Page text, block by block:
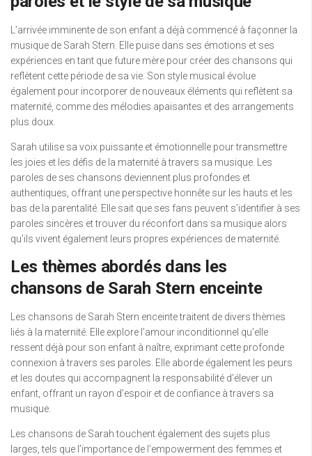
L’arrivée imminente de son enfant a déjà commencé à façonner la
musique de Sarah Stern. Elle puise dans ses émotions et ses
expériences en tant que future mère pour créer des chansons qui
reflètent cette période de sa vie. Son style musical évolue
également pour incorporer de nouveaux éléments qui reflètent sa
maternité, comme des mélodies apaisantes et des arrangements
plus doux.
Sarah utilise sa voix puissante et émotionnelle pour transmettre
les joies et les défis de la maternité à travers sa musique. Les
paroles de ses chansons deviennent plus profondes et
authentiques, offrant une perspective honnête sur les hauts et les
bas de la parentalité. Elle sait que ses fans peuvent s’identifier à ses
paroles sincères et trouver du réconfort dans sa musique alors
qu’ils vivent également leurs propres expériences de maternité.
Les thèmes abordés dans les
chansons de Sarah Stern enceinte
Les chansons de Sarah Stern enceinte traitent de divers thèmes
liés à la maternité. Elle explore l’amour inconditionnel qu’elle
ressent déjà pour son enfant à naître, exprimant cette profonde
connexion à travers ses paroles. Elle aborde également les peurs
et les doutes qui accompagnent la responsabilité d’élever un
enfant, offrant un rayon d’espoir et de confiance à travers sa
musique.
Les chansons de Sarah touchent également des sujets plus
larges, tels que l’importance de l’empowerment des femmes et